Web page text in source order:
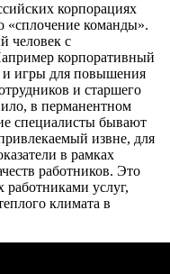
корпорациях
«сплочение команды».
человек с
корпоративный
и игры для повышения
и старшего
в перманентном
специалисты бывают
извне, для
в рамках
работников. Это
работниками услуг,
климата в